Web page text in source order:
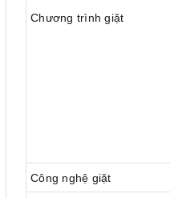
Chương trình giặt
Công nghệ giặt